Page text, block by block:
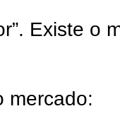
Existe o
mercado: